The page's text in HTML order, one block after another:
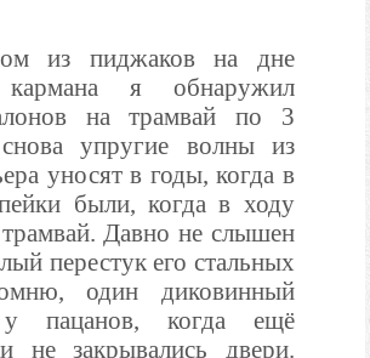
из пиджаков на дне
кармана я обнаружил
на трамвай по 3
упругие волны из
уносят в годы, когда в
были, когда в ходу
Давно не слышен
перестук его стальных
один диковинный
у пацанов, когда ещё
не закрывались двери.